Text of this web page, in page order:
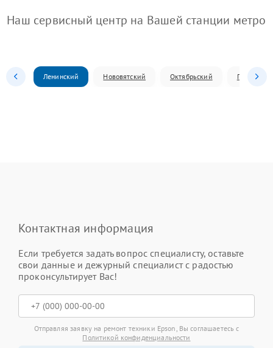
Наш сервисный центр на Вашей станции метро
Ленинский Нововятский Октябрьский
Контактная информация
Если требуется задать вопрос специалисту, оставьте
свои данные и дежурный специалист с радостью
проконсультирует Вас!
Отправляя заявку на ремонт техники Epson, Вы соглашаетесь с
Политикой конфиденциальности